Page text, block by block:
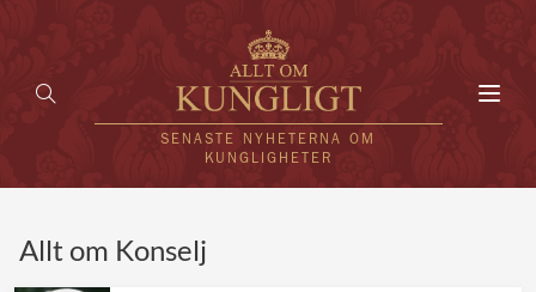
SENASTE NYHETERNA OM
KUNGLIGHETER
Allt om Konselj